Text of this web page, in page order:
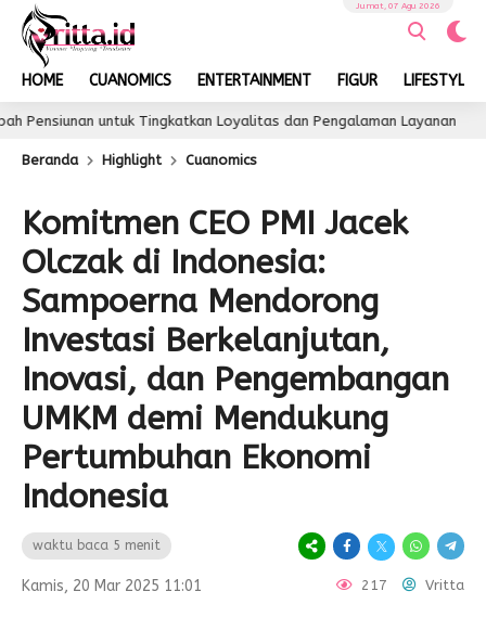
HOME CUANOMICS ENTERTAINMENT FIGUR LIFESTYLE
Jumat, 07 Agu 2026
Tingkatkan Loyalitas dan Pengalaman Layanan 2 hari lalu
Beranda Highlight Cuanomics
Komitmen CEO PMI Jacek
Olczak di Indonesia:
Sampoerna Mendorong
Investasi Berkelanjutan,
Inovasi, dan Pengembangan
UMKM demi Mendukung
Pertumbuhan Ekonomi
Indonesia
waktu baca 5 menit
Kamis, 20 Mar 2025 11:01 217 Vritta